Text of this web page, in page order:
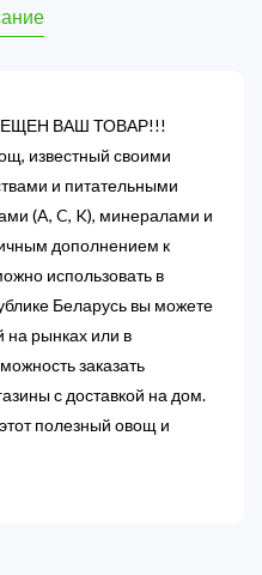
ВАШ ТОВАР!!!
известный своими
и питательными
(A, C, K), минералами и
дополнением к
использовать в
Беларусь вы можете
на рынках или в
заказать
с доставкой на дом.
полезный овощ и